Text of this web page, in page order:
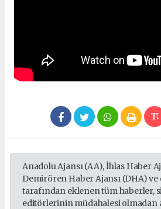
Anadolu Ajansı (AA), İhlas Haber
Demirören Haber Ajansı (DHA)
tarafından eklenen tüm haberler,
editörlerinin müdahalesi olmadan